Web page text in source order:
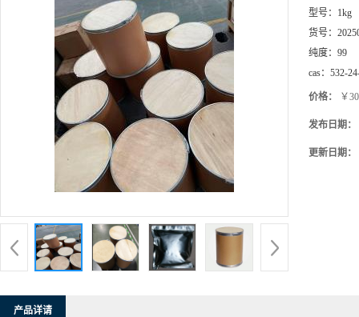
型号： 1kg
货号：
纯度： 99
cas： 532-
价格： ￥
发布日期：
更新日期：
产品详请